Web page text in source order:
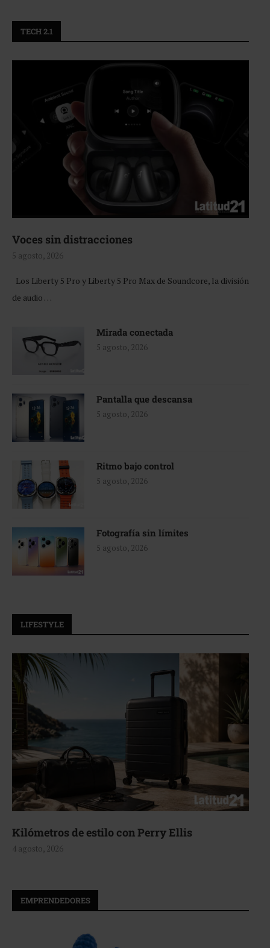
TECH 2.1
Voces sin distracciones
5 agosto, 2026
Los Liberty 5 Pro y Liberty 5 Pro Max de Soundcore, la división
de audio …
Mirada conectada
5 agosto, 2026
Pantalla que descansa
5 agosto, 2026
Ritmo bajo control
5 agosto, 2026
Fotografía sin límites
5 agosto, 2026
LIFESTYLE
Aerie, texturas que fluyen
4 agosto, 2026
EMPRENDEDORES